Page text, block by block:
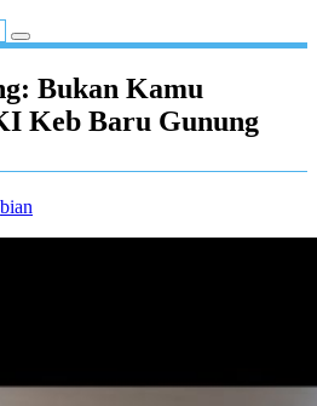
Bukan Kamu
Keb Baru Gunung
bian